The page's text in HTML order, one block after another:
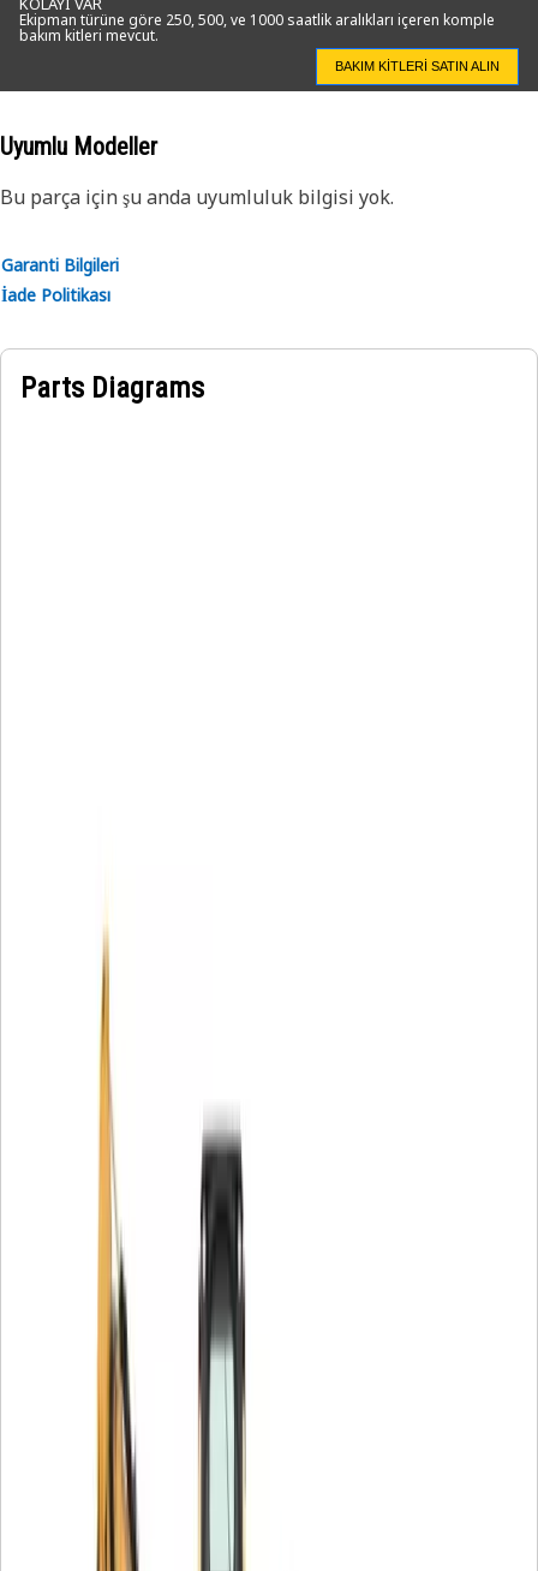
Ekipman türüne göre 250, 500, ve 1000 saatlik aralıkları içeren komple
bakım kitleri mevcut.
BAKIM KITLERI SATIN ALIN
Uyumlu Modeller
Bu parça için şu anda uyumluluk bilgisi yok.
Garanti Bilgileri
İade Politikası
Parts Diagrams